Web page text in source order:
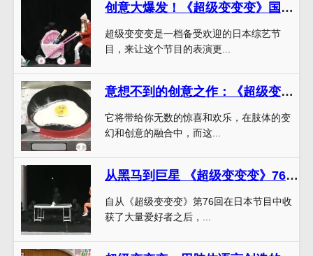
创意大爆发！《超级变变变》国语在线新一季震撼来袭
超级变变变是一档备受欢迎的日本综艺节
目，来让这个节目的表演更...
意想不到的创意之作：《超级变变变》带给你全新的视觉飨宴
它将带给你无数的惊喜和欢乐，在肢体的变
幻和创意的融合中，而这...
从黑马到巨星 《超级变变变》76回收获了哪些爱好者？
自从《超级变变变》第76回在日本节目中收
获了大量爱好者之后，...